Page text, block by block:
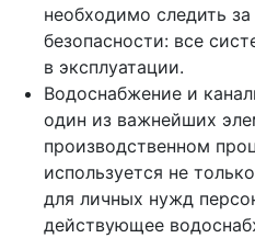
необходимо следить
безопасности: все
в эксплуатации.
Водоснабжение и
один из важнейших
производственном
используется не
для личных нужд
действующее